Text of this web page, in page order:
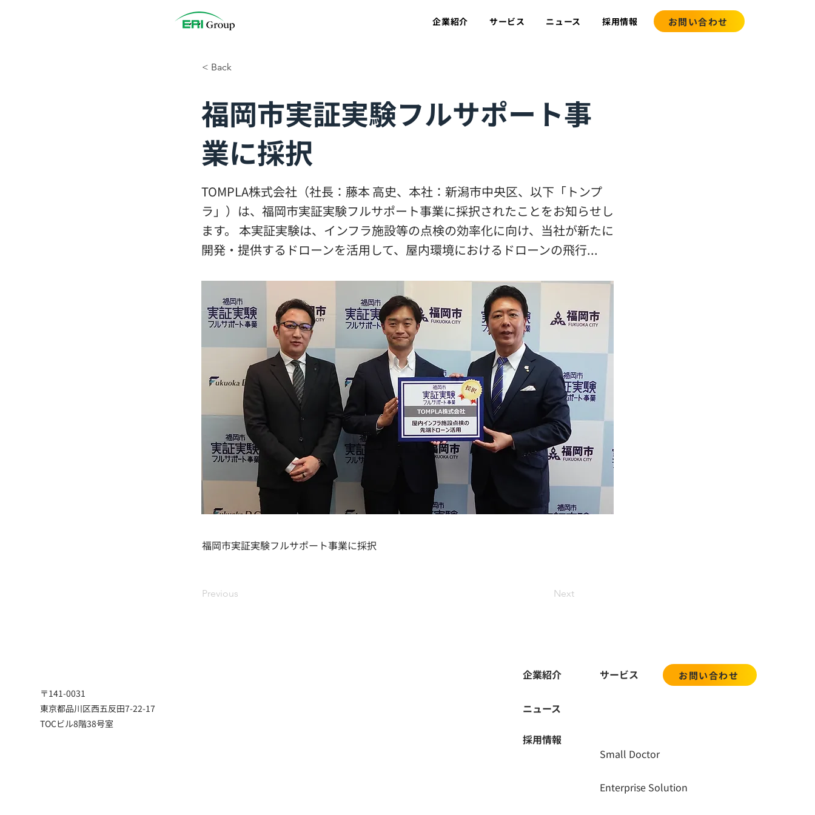
企業紹介 サービス ニュース 採用情報 お問い合わせ
< Back
福岡市実証実験フルサポート事
業に採択
TOMPLA株式会社（社長：藤本 高史、本社：新潟市中央区、以下「トンプ
ラ」）は、福岡市実証実験フルサポート事業に採択されたことをお知らせし
ます。 本実証実験は、インフラ施設等の点検の効率化に向け、当社が新たに
開発・提供するドローンを活用して、屋内環境におけるドローンの飛行...
福岡市実証実験フルサポート事業に採択
Previous Next
〒141-0031
東京都品川区西五反田7-22-17
TOCビル8階38号室
企業紹介
ニュース
採用情報
サービス お問い合わせ
Small Doctor
Enterprise Solution